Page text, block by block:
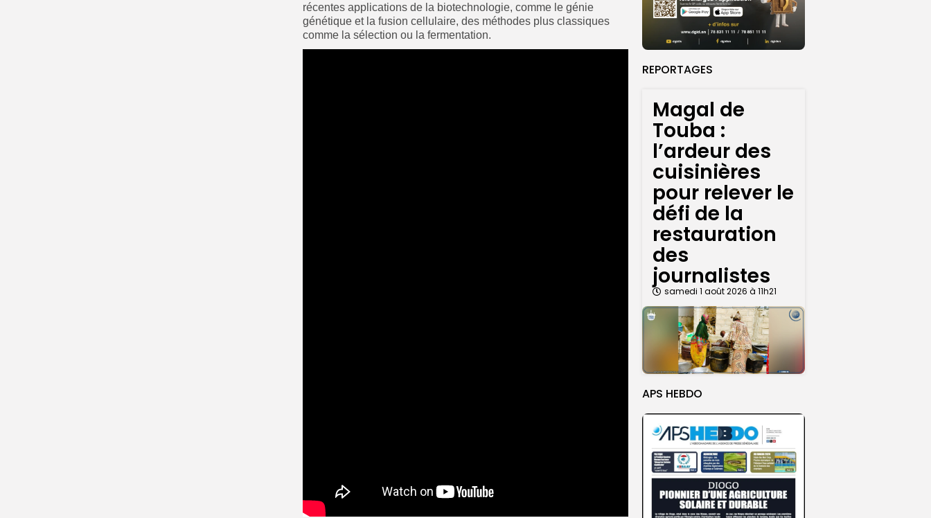
REPORTAGES
Magal de
Touba :
l’ardeur des
cuisinières
pour relever le
défi de la
restauration
des
journalistes
samedi 1 août 2026 à 11h21
APS HEBDO
récentes applications de la biotechnologie, comme le génie
génétique et la fusion cellulaire, des méthodes plus classiques
comme la sélection ou la fermentation.